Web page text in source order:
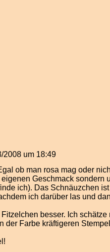
2008 um 18:49
ob man rosa mag oder
Geschmack sondern
ich). Das Schnäuzchen
ich darüber las und
besser. Ich schätze
der Farbe kräftigeren